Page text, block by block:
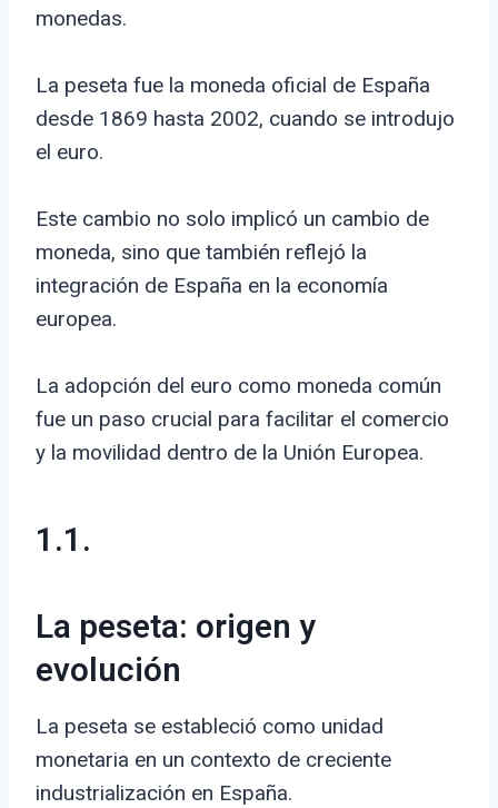
monedas.
La peseta fue la moneda oficial de España
desde 1869 hasta 2002, cuando se introdujo
el euro.
Este cambio no solo implicó un cambio de
moneda, sino que también reflejó la
integración de España en la economía
europea.
La adopción del euro como moneda común
fue un paso crucial para facilitar el comercio
y la movilidad dentro de la Unión Europea.
1.1.
La peseta: origen y
evolución
La peseta se estableció como unidad
monetaria en un contexto de creciente
industrialización en España.